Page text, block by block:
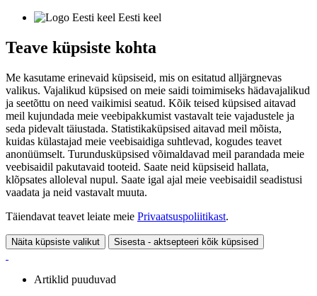
Eesti keel
Teave küpsiste kohta
Me kasutame erinevaid küpsiseid, mis on esitatud alljärgnevas
valikus. Vajalikud küpsised on meie saidi toimimiseks hädavajalikud
ja seetõttu on need vaikimisi seatud. Kõik teised küpsised aitavad
meil kujundada meie veebipakkumist vastavalt teie vajadustele ja
seda pidevalt täiustada. Statistikaküpsised aitavad meil mõista,
kuidas külastajad meie veebisaidiga suhtlevad, kogudes teavet
anonüümselt. Turundusküpsised võimaldavad meil parandada meie
veebisaidil pakutavaid tooteid. Saate neid küpsiseid hallata,
klõpsates alloleval nupul. Saate igal ajal meie veebisaidil seadistusi
vaadata ja neid vastavalt muuta.
Täiendavat teavet leiate meie Privaatsuspoliitikast.
Näita küpsiste valikut Sisesta - aktsepteeri kõik küpsised
Artiklid puuduvad